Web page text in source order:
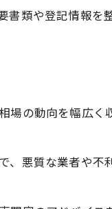
類や登記情報
の動向を幅広
悪質な業者や